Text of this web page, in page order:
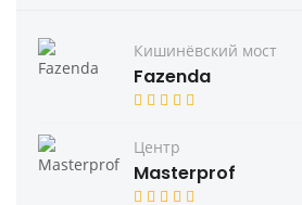
Кишинёвский мост
Fazenda
Центр
Masterprof